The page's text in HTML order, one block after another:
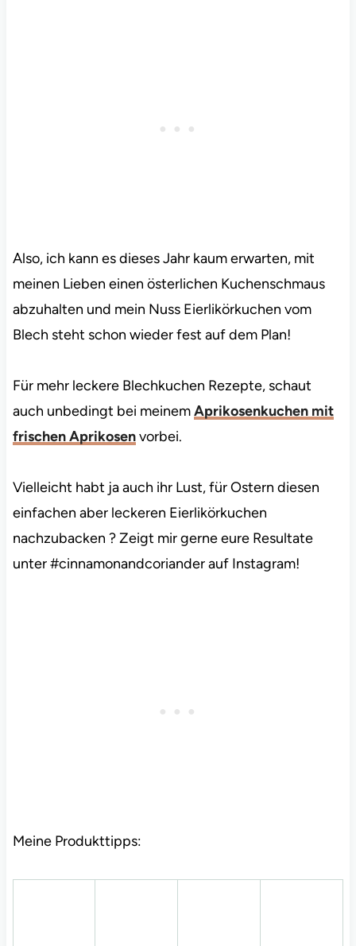
Also, ich kann es dieses Jahr kaum erwarten, mit
meinen Lieben einen österlichen Kuchenschmaus
abzuhalten und mein Nuss Eierlikörkuchen vom
Blech steht schon wieder fest auf dem Plan!
Für mehr leckere Blechkuchen Rezepte, schaut
auch unbedingt bei meinemAprikosenkuchen mit
frischen Aprikosenvorbei.
Vielleicht habt ja auch ihr Lust, für Ostern diesen
einfachen aber leckeren Eierlikörkuchen
nachzubacken ? Zeigt mir gerne eure Resultate
unter #cinnamonandcoriander auf Instagram!
Meine Produkttipps: